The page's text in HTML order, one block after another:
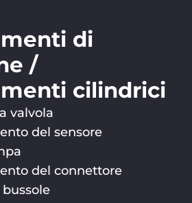
di
/
cilindrici
valvola
del sensore
del connettore